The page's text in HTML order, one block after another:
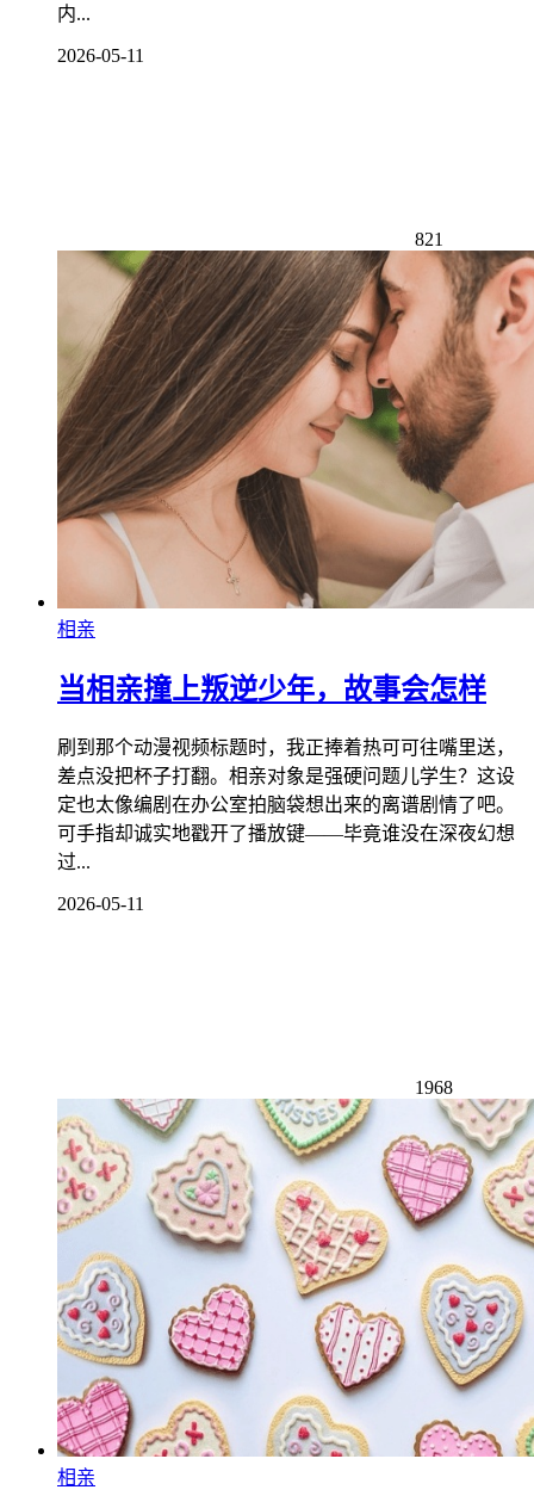
内...
2026-05-11
821
相亲
当相亲撞上叛逆少年，故事会怎样
刷到那个动漫视频标题时，我正捧着热可可往嘴里送，
差点没把杯子打翻。相亲对象是强硬问题儿学生？这设
定也太像编剧在办公室拍脑袋想出来的离谱剧情了吧。
可手指却诚实地戳开了播放键——毕竟谁没在深夜幻想
过...
2026-05-11
1968
相亲